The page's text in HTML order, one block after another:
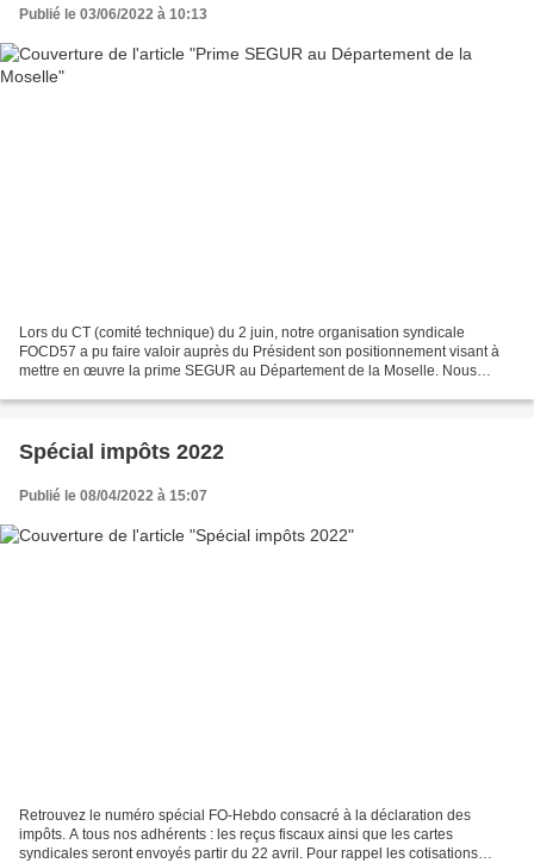
Publié le 03/06/2022 à 10:13
Lors du CT (comité technique) du 2 juin, notre organisation syndicale
FOCD57 a pu faire valoir auprès du Président son positionnement visant à
mettre en œuvre la prime SEGUR au Département de la Moselle. Nous
Spécial impôts 2022
Publié le 08/04/2022 à 15:07
Retrouvez le numéro spécial FO-Hebdo consacré à la déclaration des
impôts. A tous nos adhérents : les reçus fiscaux ainsi que les cartes
syndicales seront envoyés partir du 22 avril. Pour rappel les cotisations